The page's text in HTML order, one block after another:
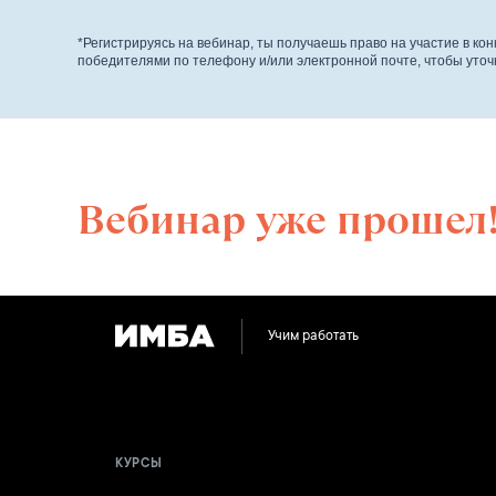
*Регистрируясь на вебинар, ты получаешь право на участие в
победителями по телефону и/или электронной почте, чтобы
Вебинар уже прошел!
Учим работать
КУРСЫ